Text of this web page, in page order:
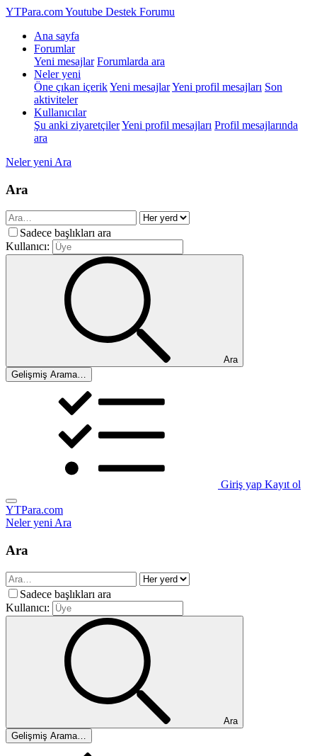
YTPara.comYoutube Destek Forumu
Ana sayfa
Forumlar
Yeni mesajlar Forumlarda ara
Neler yeni
Öne çıkan içerikYeni mesajlarYeni profil mesajları Son
aktiviteler
Kullanıcılar
Şu anki ziyaretçilerYeni profil mesajları Profil mesajlarında
ara
Neler yeni Ara
Ara
Sadece başlıkları ara
Kullanıcı:
Ara
Gelişmiş Arama…
Giriş yap Kayıt ol
YTPara.com
Neler yeniAra
Ara
Sadece başlıkları ara
Kullanıcı:
Ara
Gelişmiş Arama…